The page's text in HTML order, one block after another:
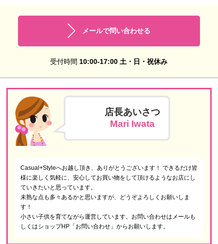
メールで問い合わせる
受付時間 10:00-17:00 土・日・祝休み
店長あいさつ
Mari Iwata
Casual+Styleへお越し頂き、ありがとうございます！ できるだけ皆
様に楽しく気軽に、安心してお買い物をして頂けるようなお店にし
ていきたいと思っています。
未熟な点も多々あるかと思いますが、どうぞよろしくお願いしま
す！
小さい子供を育てながら運営しています。お問い合わせはメールも
しくはショップHP「お問い合わせ」からお願いします。